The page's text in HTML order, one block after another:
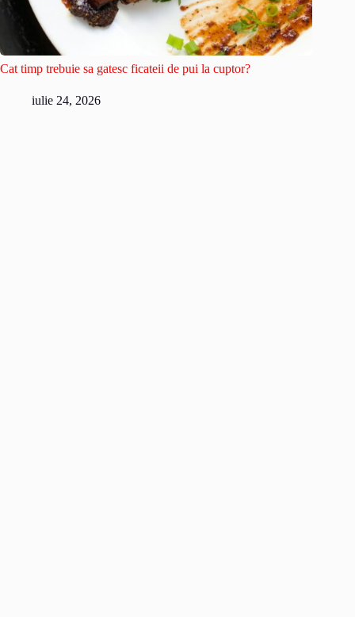
Cat timp trebuie sa gatesc ficateii de pui la cuptor?
iulie 24, 2026